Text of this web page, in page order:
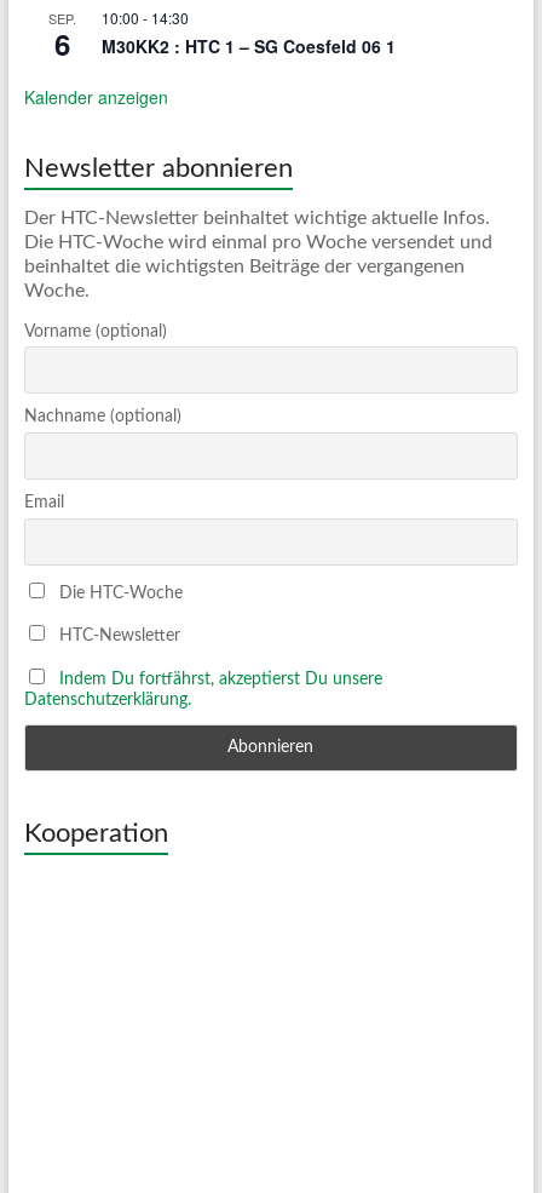
SEP.
6
10:00 - 14:30
M30KK2 : HTC 1 – SG Coesfeld 06 1
Kalender anzeigen
Newsletter abonnieren
Der HTC-Newsletter beinhaltet wichtige aktuelle Infos.
Die HTC-Woche wird einmal pro Woche versendet und
beinhaltet die wichtigsten Beiträge der vergangenen
Woche.
Vorname (optional)
Nachname (optional)
Email
Die HTC-Woche
HTC-Newsletter
Indem Du fortfährst, akzeptierst Du unsere
Datenschutzerklärung.
Kooperation